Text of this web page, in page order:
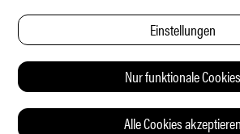
Einstellungen
Nur funktionale Cookies
Alle Cookies akzeptieren